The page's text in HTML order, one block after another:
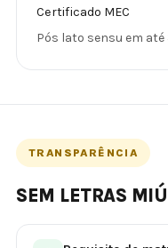
Certificado MEC
Pós lato sensu em
TRANSPARÊNCIA
SEM LETRAS